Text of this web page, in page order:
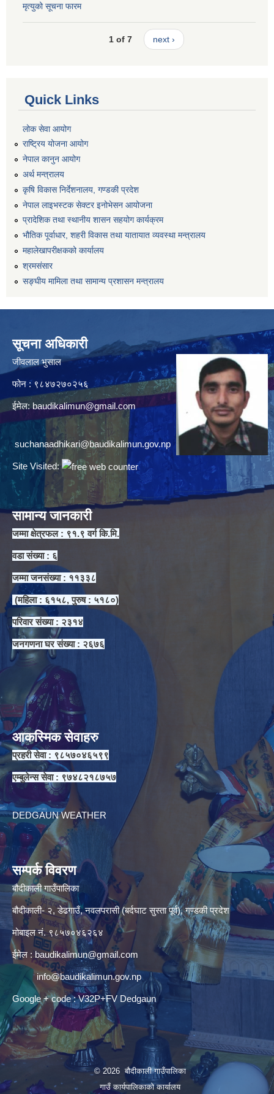
मृत्युको सूचना फारम
1 of 7 next ›
Quick Links
लोक सेवा आयोग
राष्ट्रिय योजना आयोग
नेपाल कानुन आयोग
अर्थ मन्त्रालय
कृषि विकास निर्देशनालय, गण्डकी प्रदेश
नेपाल लाइभस्टक सेक्टर इनोभेसन आयोजना
प्रादेशिक तथा स्थानीय शासन सहयोग कार्यक्रम
भौतिक पूर्वाधार, शहरी विकास तथा यातायात व्यवस्था मन्त्रालय
महालेखापरीक्षकको कार्यालय
श्रमसंसार
सङ्घीय मामिला तथा सामान्य प्रशासन मन्त्रालय
सूचना अधिकारी
जीवलाल भुसाल
फोन : ९८४७२७०२५६
ईमेल: baudikalimun@gmail.com
suchanaadhikari@baudikalimun.gov.np
Site Visited:
सामान्य जानकारी
जम्मा क्षेत्रफल : ९१.९ वर्ग कि.मि.
वडा संख्या : ६
जम्मा जनसंख्या : ११३३८
(महिला : ६१५८, पुरुष : ५१८०)
परिवार संख्या : २३१४
जनगणना घर संख्या : २६७६
आकस्मिक सेवाहरु
प्रहरी सेवा : ९८५७०४६५९९
एम्बुलेन्स सेवा : ९७४८२१८७५७
DEDGAUN WEATHER
सम्पर्क विवरण
बौदीकाली गाउँपालिका
बौदीकाली- २, डेढगाउँ, नवलपरासी (बर्दघाट सुस्ता पूर्व), गण्डकी प्रदेश
मोबाइल नं. ९८५७०४६२६४
ईमेल : baudikalimun@gmail.com
info@baudikalimun.gov.np
Google + code : V32P+FV Dedgaun
© 2026 बौदीकाली गाउँपालिका
गाउँ कार्यपालिकाको कार्यालय